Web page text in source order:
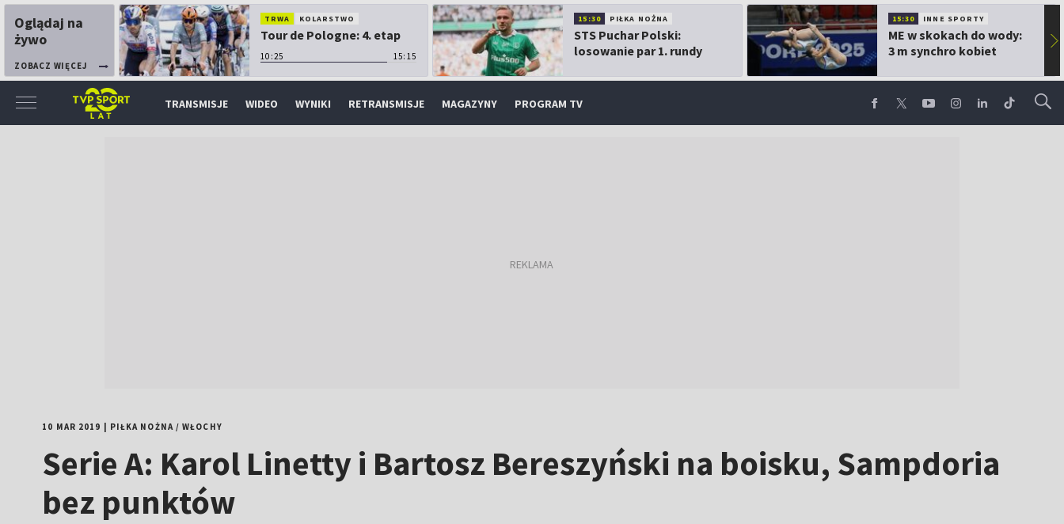
Oglądaj na
żywo
ZOBACZ WIĘCEJ
TRWA KOLARSTWO
Tour de Pologne: 4. etap
10:25 15:15
15:30 PIŁKA NOŻNA
STS Puchar Polski:
losowanie par 1. rundy
15:30 INNE SPORTY
ME w skokach do wody:
3 m synchro kobiet
▶
TRANSMISJE WIDEO WYNIKI RETRANSMISJE MAGAZYNY PROGRAM TV
10 MAR 2019 PIŁKA NOŻNA/WŁOCHY
Serie A: Karol Linetty i Bartosz Bereszyński na boisku, Sampdoria
bez punktów